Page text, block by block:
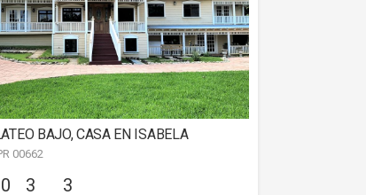
BAJO, CASA EN ISABELA
00662
3 3